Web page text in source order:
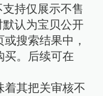
持仅展示不售
默认为宝贝公开
搜索结果中，
买。后续可在
着其把关审核不